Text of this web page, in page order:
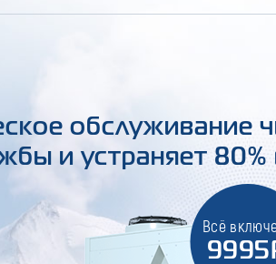
обслуживание
и устраняет 80%
Всё